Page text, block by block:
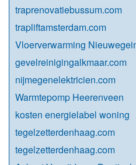
traprenovatiebussum.com
trapliftamsterdam.com
Vloerverwarming
gevelreinigingalkmaar.com
nijmegenelektricien.com
Warmtepomp Heerenveen
kosten energielabel woning
tegelzetterdenhaag.com
tegelzetterdenhaag.com